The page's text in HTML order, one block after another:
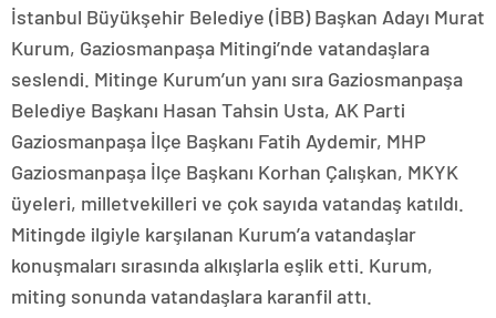
İstanbul Büyükşehir Belediye (İBB) Başkan Adayı Murat
Kurum, Gaziosmanpaşa Mitingi’nde vatandaşlara
seslendi. Mitinge Kurum’un yanı sıra Gaziosmanpaşa
Belediye Başkanı Hasan Tahsin Usta, AK Parti
Gaziosmanpaşa İlçe Başkanı Fatih Aydemir, MHP
Gaziosmanpaşa İlçe Başkanı Korhan Çalışkan, MKYK
üyeleri, milletvekilleri ve çok sayıda vatandaş katıldı.
Mitingde ilgiyle karşılanan Kurum’a vatandaşlar
konuşmaları sırasında alkışlarla eşlik etti. Kurum,
miting sonunda vatandaşlara karanfil attı.